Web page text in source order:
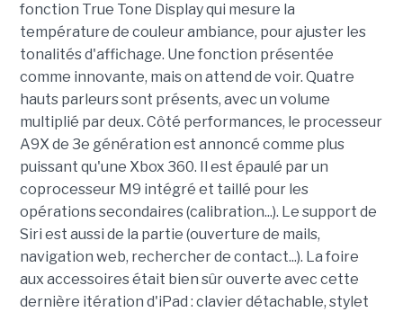
fonction True Tone Display qui mesure la
température de couleur ambiance, pour ajuster les
tonalités d'affichage. Une fonction présentée
comme innovante, mais on attend de voir. Quatre
hauts parleurs sont présents, avec un volume
multiplié par deux. Côté performances, le processeur
A9X de 3e génération est annoncé comme plus
puissant qu'une Xbox 360. Il est épaulé par un
coprocesseur M9 intégré et taillé pour les
opérations secondaires (calibration...). Le support de
Siri est aussi de la partie (ouverture de mails,
navigation web, rechercher de contact...). La foire
aux accessoires était bien sûr ouverte avec cette
dernière itération d'iPad : clavier détachable, stylet